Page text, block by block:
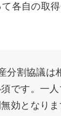
各自の取
分割協議は
です。一
効となりま